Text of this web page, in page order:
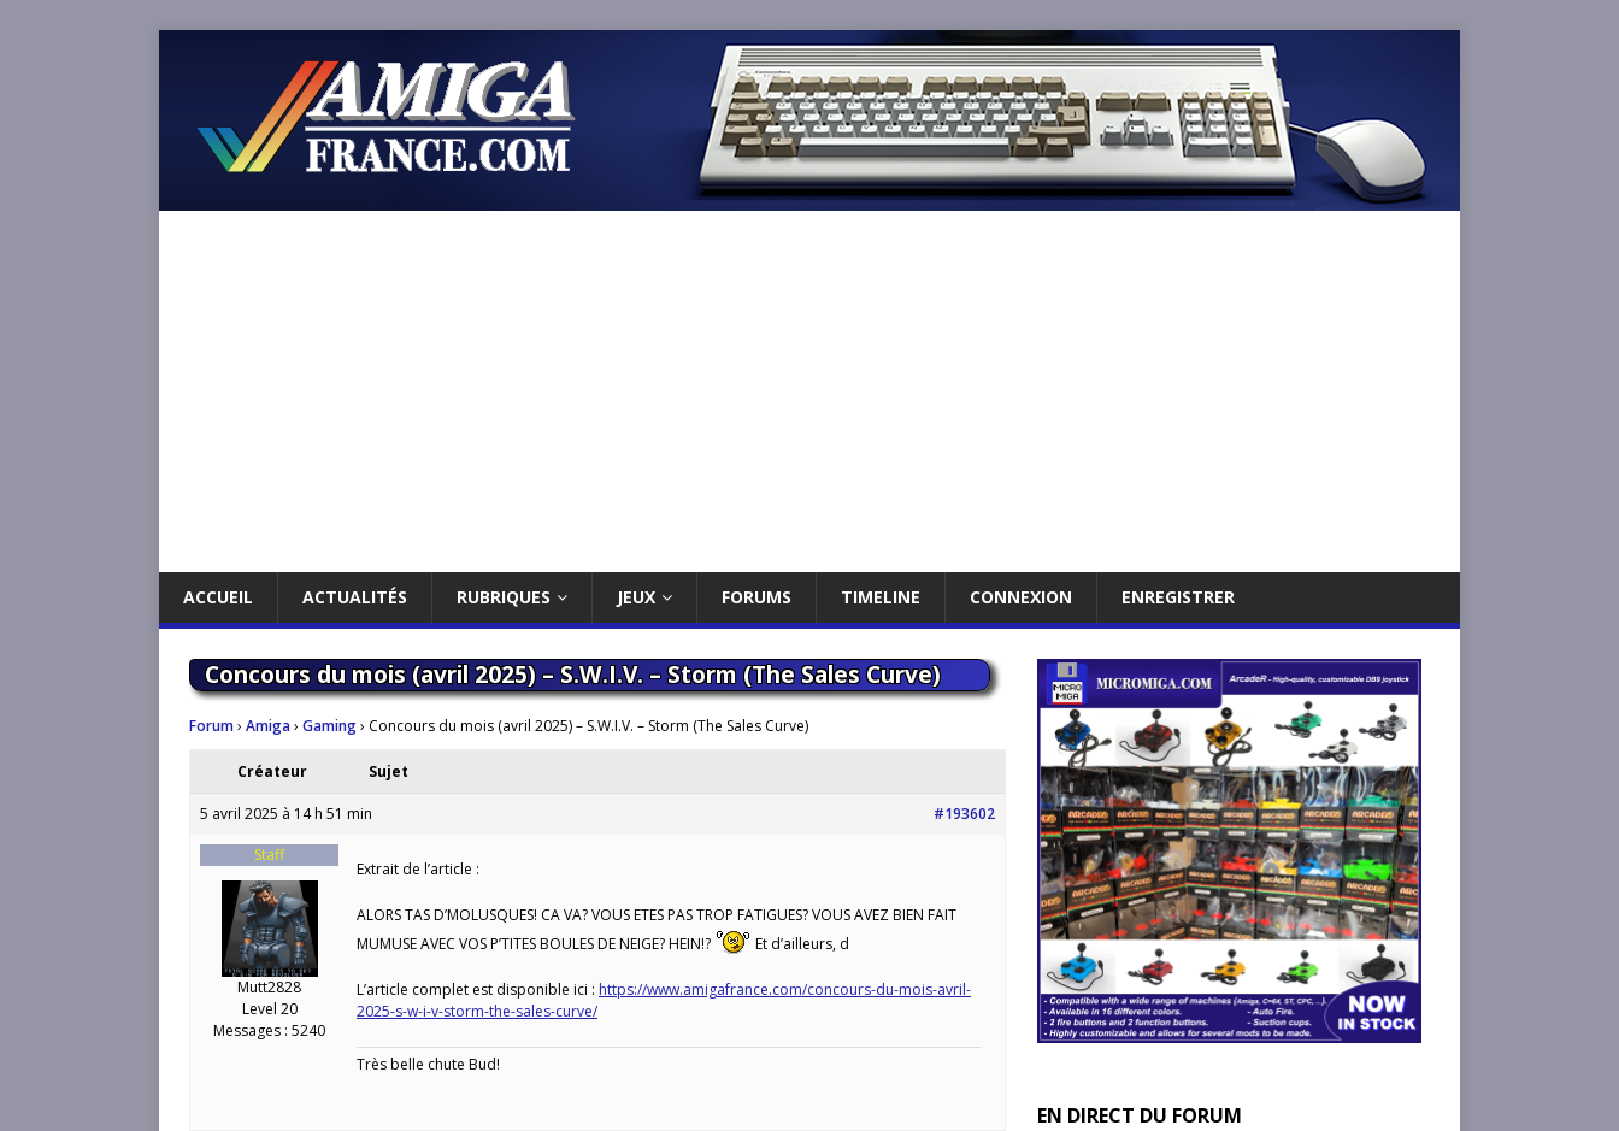
ACCUEIL ACTUALITÉS RUBRIQUES JEUX FORUMS TIMELINE CONNEXION ENREGISTRER
Concours du mois (avril 2025) – S.W.I.V. – Storm (The Sales Curve)
Forum› Amiga› Gaming› Concours du mois (avril 2025) – S.W.I.V. – Storm (The Sales Curve)
Créateur Sujet
5 avril 2025 à 14 h 51 min
#193602
Staff
Mutt2828
Level 20
Messages : 5240
Extrait de l’article :
ALORS TAS D’MOLUSQUES! CA VA? VOUS ETES PAS TROP FATIGUES? VOUS AVEZ BIEN FAIT
MUMUSE AVEC VOS P’TITES BOULES DE NEIGE? HEIN!?
Et d’ailleurs, d
L’article complet est disponible ici : https://www.amigafrance.com/concours-du-mois-avril-
2025-s-w-i-v-storm-the-sales-curve/
Très belle chute Bud!
EN DIRECT DU FORUM